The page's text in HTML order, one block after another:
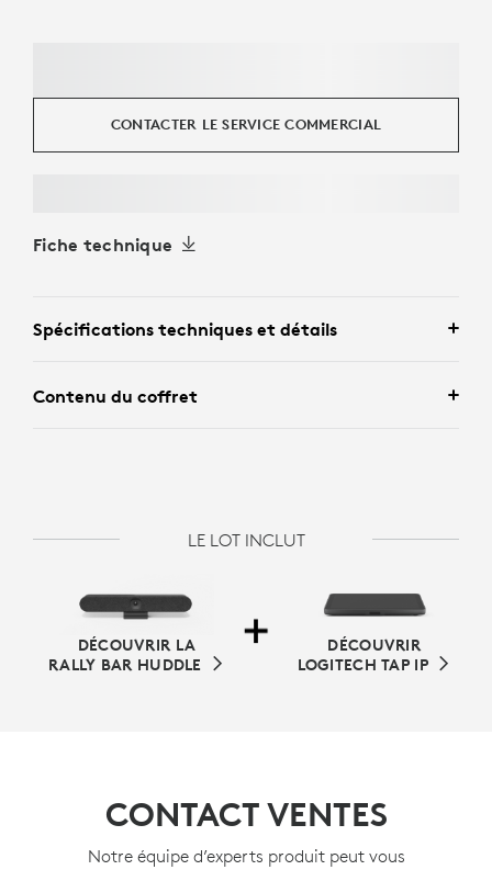
CONTACTER LE SERVICE COMMERCIAL
Fiche technique
Spécifications techniques et détails
Contenu du coffret
LE LOT INCLUT
DÉCOUVRIR LA
RALLY BAR HUDDLE
DÉCOUVRIR
LOGITECH TAP IP
CONTACT VENTES
Notre équipe d’experts produit peut vous